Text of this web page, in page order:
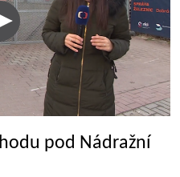
pod Nádražní